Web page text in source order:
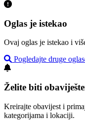
Oglas je istekao
Ovaj oglas je istekao i
Pogledajte druge
Želite biti
Kreirajte obavijest i
kategorijama i lokaciji.